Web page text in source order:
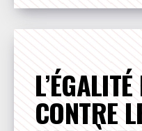
CONTRE